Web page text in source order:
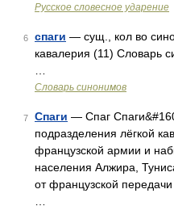
Русское словесное ударение
6 спаги — сущ., кол во
кавалерия (11) Словарь
Словарь синонимов
7 Спаги — Спаг
подразделения лёгкой
французской армии и
населения Алжира,
от французской